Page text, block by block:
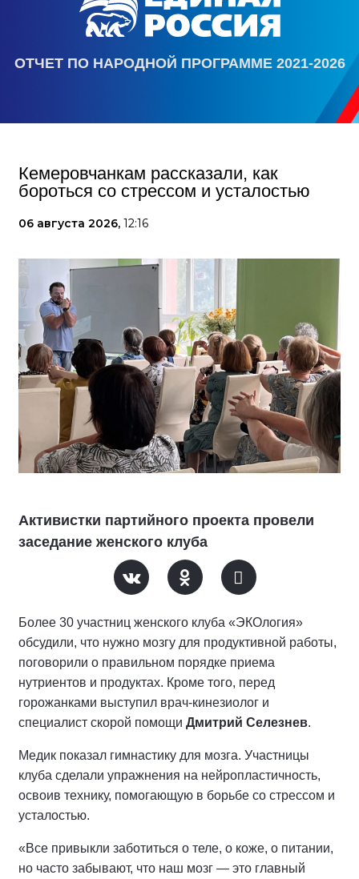
ОТЧЕТ ПО НАРОДНОЙ ПРОГРАММЕ 2021-2026
Кемеровчанкам рассказали, как
бороться со стрессом и усталостью
06 августа 2026, 12:16
Активистки партийного проекта провели
заседание женского клуба
Более 30 участниц женского клуба «ЭКОлогия»
обсудили, что нужно мозгу для продуктивной работы,
поговорили о правильном порядке приема
нутриентов и продуктах. Кроме того, перед
горожанками выступил врач-кинезиолог и
специалист скорой помощи Дмитрий Селезнев.
Медик показал гимнастику для мозга. Участницы
клуба сделали упражнения на нейропластичность,
освоив технику, помогающую в борьбе со стрессом и
усталостью.
«Все привыкли заботиться о теле, о коже, о питании,
но часто забывают, что наш мозг — это главный